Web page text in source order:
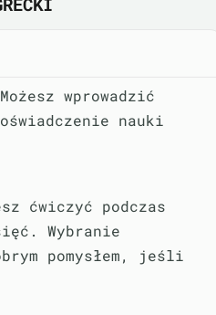
wprowadzić
nauki
ćwiczyć podczas
Wybranie
pomysłem, jeśli